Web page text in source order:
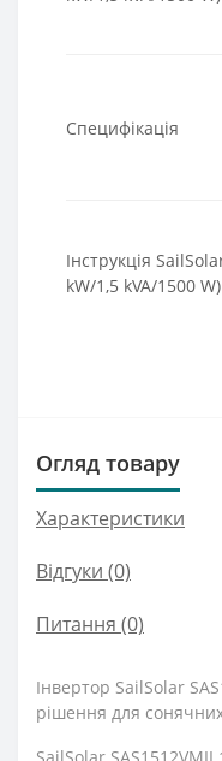
Специфікація
Інструкція
kW/1,5 kVA/1500
Огляд товару
Характеристики
Відгуки (0)
Питання (0)
Інвертор SailSolar
рішення для